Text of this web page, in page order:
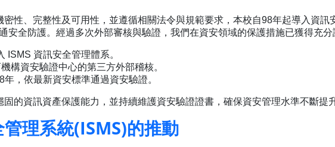
密性、完整性及可用性，並遵循相關法令與規範要求，本校自98年起導入資訊
安全防護。經過多次外部審核與驗證，我們在資安領域的保護措施已獲得充分
ISMS 資訊安全管理體系。
構資安驗證中心的第三方外部稽核。
，依最新資安標準通過資安驗證。
的資訊資產保護能力，並持續維護資安驗證證書，確保資安管理水準不斷提升
理系統(ISMS)的推動